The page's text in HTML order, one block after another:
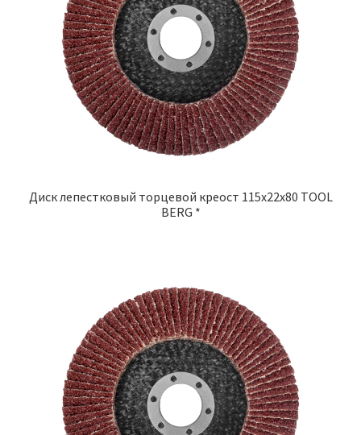
Диск лепестковый торцевой креост 115х22х80 TOOL
BERG *